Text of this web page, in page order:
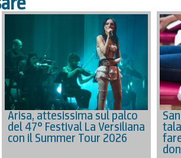
Arisa, attesissima sul palco
del 47° Festival La Versiliana
con il Summer Tour 2026